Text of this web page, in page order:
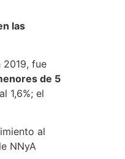
las
fue
de 5
1,6%; el
al
NNyA